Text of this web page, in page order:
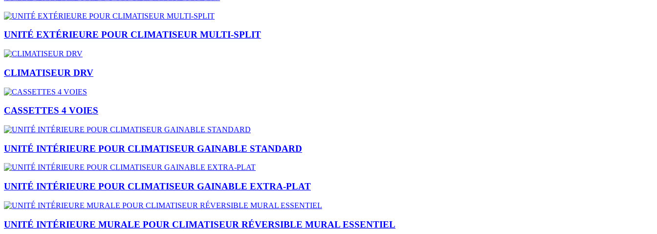
UNITÉ EXTÉRIEURE POUR CLIMATISEUR MULTI-SPLIT
CLIMATISEUR DRV
CASSETTES 4 VOIES
UNITÉ INTÉRIEURE POUR CLIMATISEUR GAINABLE STANDARD
UNITÉ INTÉRIEURE POUR CLIMATISEUR GAINABLE EXTRA-PLAT
UNITÉ INTÉRIEURE MURALE POUR CLIMATISEUR RÉVERSIBLE MURAL ESSENTIEL